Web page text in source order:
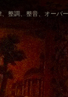
、整調、整音、オ